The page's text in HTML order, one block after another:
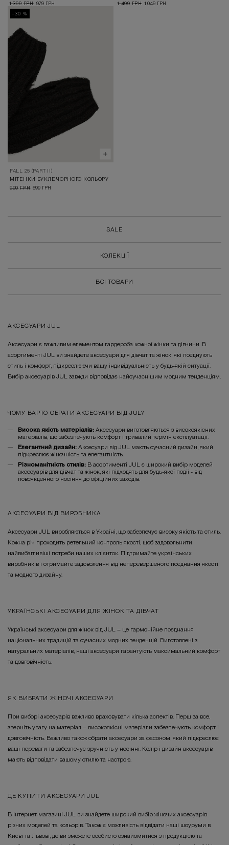
1 399 ГРН 979 ГРН
1 499 ГРН 1 049 ГРН
-30 %
FALL 25 (PART II)
МІТЕНКИ БУКЛЕ ЧОРНОГО КОЛЬОРУ
999 ГРН 699 ГРН
SALE
КОЛЕКЦІЇ
ВСІ ТОВАРИ
АКСЕСУАРИ JUL
Аксесуари є важливим елементом гардероба кожної жінки та дівчини. В
асортименті JUL ви знайдете аксесуари для дівчат та жінок, які поєднують
стиль і комфорт, підкреслюючи вашу індивідуальність у будь-якій ситуації.
Вибір аксесуарів JUL завжди відповідає найсучаснішим модним тенденціям.
ЧОМУ ВАРТО ОБРАТИ АКСЕСУАРИ ВІД JUL?
Висока якість матеріалів: Аксесуари виготовляються з високоякісних
матеріалів, що забезпечують комфорт і тривалий термін експлуатації.
Елегантний дизайн: Аксесуари від JUL мають сучасний дизайн, який
підкреслює жіночність та елегантність.
Різноманітність стилів: В асортименті JUL є широкий вибір моделей
аксесуарів для дівчат та жінок, які підходять для будь-якої події - від
повсякденного носіння до офіційних заходів.
АКСЕСУАРИ ВІД ВИРОБНИКА
Аксесуари JUL виробляються в Україні, що забезпечує високу якість та стиль.
Кожна річ проходить ретельний контроль якості, щоб задовольнити
найвибагливіші потреби наших клієнток. Підтримайте українських
виробників і отримайте задоволення від неперевершеного поєднання якості
та модного дизайну.
УКРАЇНСЬКІ АКСЕСУАРИ ДЛЯ ЖІНОК ТА ДІВЧАТ
Українські аксесуари для жінок від JUL – це гармонійне поєднання
національних традицій та сучасних модних тенденцій. Виготовлені з
натуральних матеріалів, наші аксесуари гарантують максимальний комфорт
та довговічність.
ЯК ВИБРАТИ ЖІНОЧІ АКСЕСУАРИ
При виборі аксесуарів важливо враховувати кілька аспектів. Перш за все,
зверніть увагу на матеріал – високоякісні матеріали забезпечують комфорт і
довговічність. Важливо також обрати аксесуари за фасоном, який підкреслює
ваші переваги та забезпечує зручність у носінні. Колір і дизайн аксесуарів
мають відповідати вашому стилю та настрою.
ДЕ КУПИТИ АКСЕСУАРИ JUL
В інтернет-магазині JUL ви знайдете широкий вибір жіночих аксесуарів
різних моделей та кольорів. Також є можливість відвідати наші шоуруми в
Києві та Львові, де ви зможете особисто ознайомитися з продукцією та